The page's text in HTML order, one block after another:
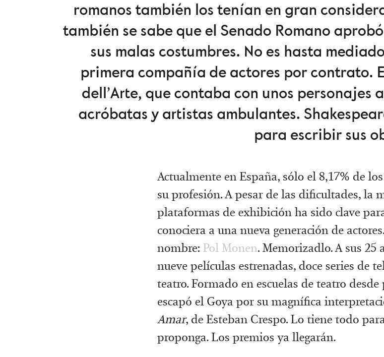
romanos también los tenían en gran
también se sabe que el Senado Romano
sus malas costumbres. No es hasta
primera compañía de actores por contrato.
dell’Arte, que contaba con unos
acróbatas y artistas ambulantes.
para escribir sus
Actualmente en España, sólo el 8,17% de
su profesión. A pesar de las dificultades, la
plataformas de exhibición ha sido clave
conociera a una nueva generación de
nombre: Pol Monen. Memorizadlo. A sus
nueve películas estrenadas, doce series de
teatro. Formado en escuelas de teatro desde
escapó el Goya por su magnífica
Amar, de Esteban Crespo. Lo tiene todo
proponga. Los premios ya llegarán.